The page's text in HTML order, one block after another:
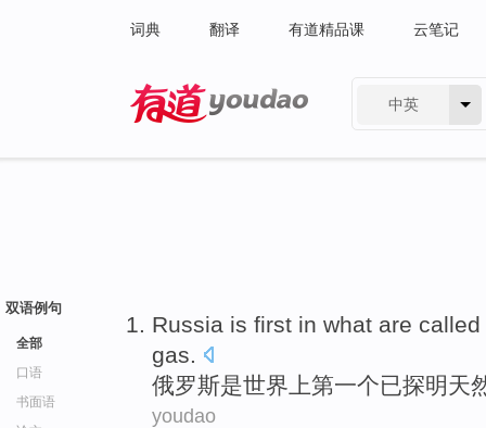
词典 翻译 有道精品课 云笔记
中英
双语例句
全部
口语
书面语
Russia is first in what are called
gas.
俄罗斯是世界上第一个已探明天
youdao